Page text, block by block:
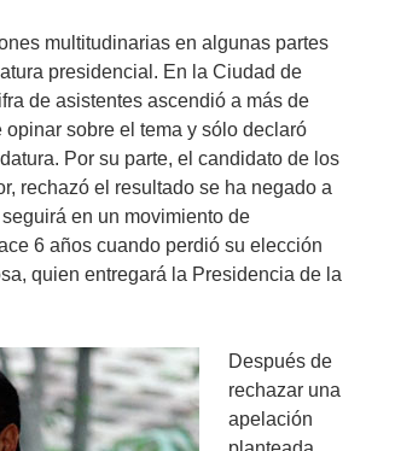
multitudinarias en algunas partes
presidencial. En la Ciudad de
de asistentes ascendió a más de
sobre el tema y sólo declaró
Por su parte, el candidato de los
rechazó el resultado se ha negado a
en un movimiento de
6 años cuando perdió su elección
quien entregará la Presidencia de la
Después de
rechazar una
apelación